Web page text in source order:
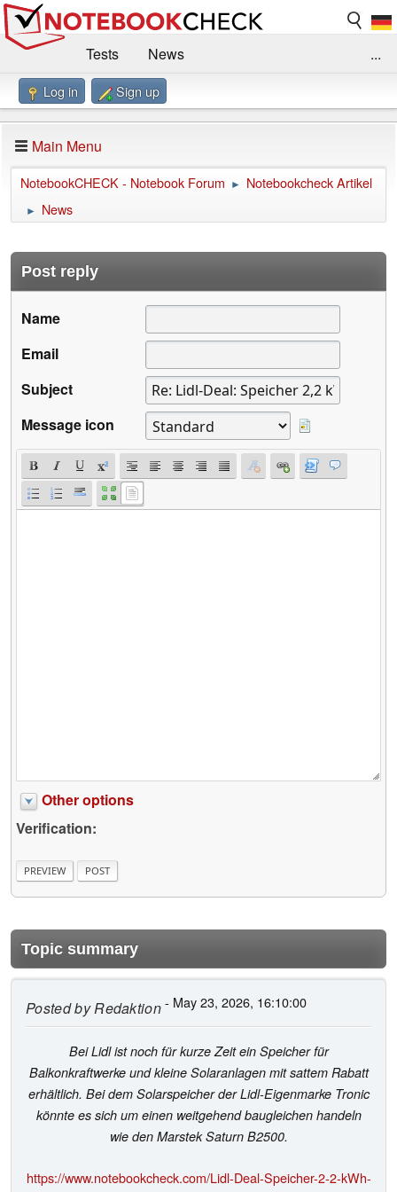
Tests
News
Benchmarks / Technik
Forum
Impressum
...
Log in Sign up
Main Menu
NotebookCHECK - Notebook Forum ► Notebookcheck Artikel
► News
Post reply
Name
Email
Subject
Message icon
Other options
Verification:
Topic summary
Posted byRedaktion- May 23, 2026, 16:10:00
Bei Lidl ist noch für kurze Zeit ein Speicher für
Balkonkraftwerke und kleine Solaranlagen mit sattem Rabatt
erhältlich. Bei dem Solarspeicher der Lidl-Eigenmarke Tronic
könnte es sich um einen weitgehend baugleichen handeln
wie den Marstek Saturn B2500.
https://www.notebookcheck.com/Lidl-Deal-Speicher-2-2-kWh-